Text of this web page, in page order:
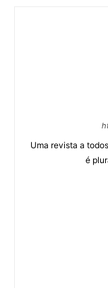
Uma revista a
é